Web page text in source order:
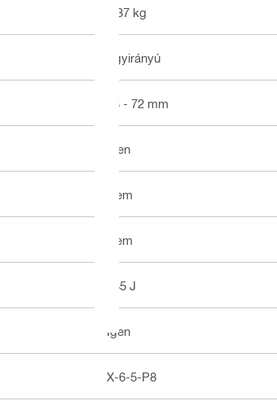
3.37 kg
Egyirányú
13 - 72 mm
Igen
Nem
Nem
335 J
Igen
X-6-5-P8